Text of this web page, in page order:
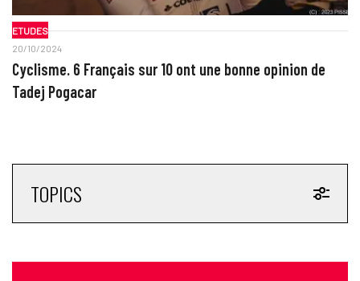
ETUDES
20/10/2024
Cyclisme. 6 Français sur 10 ont une bonne opinion de
Tadej Pogacar
TOPICS